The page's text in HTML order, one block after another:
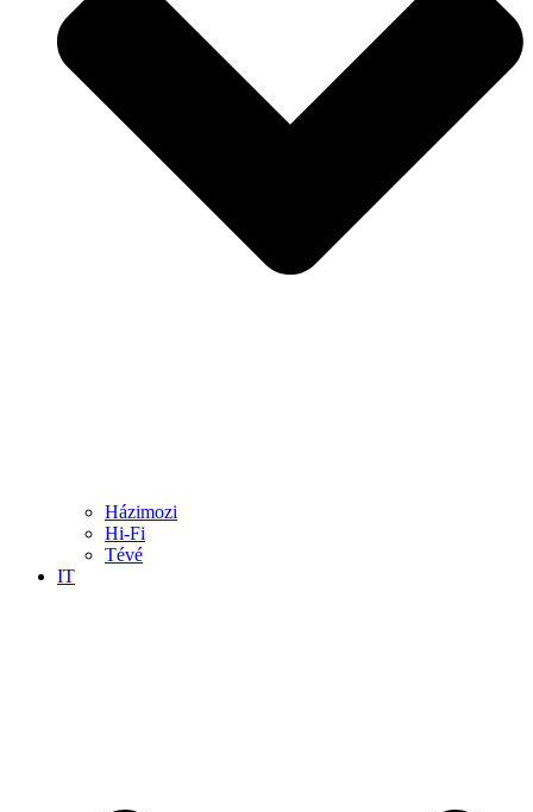
Házimozi
Hi-Fi
Tévé
IT